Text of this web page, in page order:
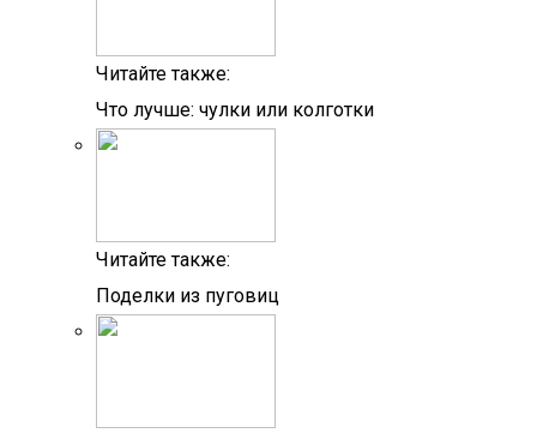
Читайте также:
Что лучше: чулки или колготки
Читайте также:
Поделки из пуговиц